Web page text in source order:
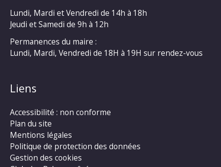
Lundi, Mardi et Vendredi de 14h à 18h
Jeudi et Samedi de 9h à 12h
Permanences du maire :
Lundi, Mardi, Vendredi de 18H à 19H sur rendez-vous
Liens
Accessibilité : non conforme
Plan du site
Mentions légales
Politique de protection des données
Gestion des cookies